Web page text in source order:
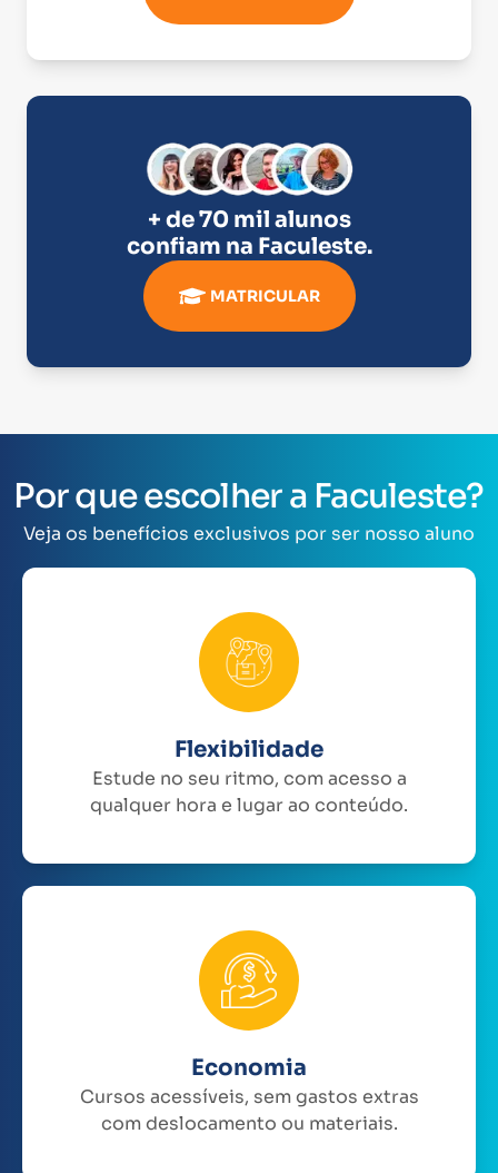
+ de 70 mil alunos
confiam na Faculeste.
MATRICULAR
Por que escolher a Faculeste?
Veja os benefícios exclusivos por ser nosso aluno
Flexibilidade
Estude no seu ritmo, com acesso a
qualquer hora e lugar ao conteúdo.
Economia
Cursos acessíveis, sem gastos extras
com deslocamento ou materiais.